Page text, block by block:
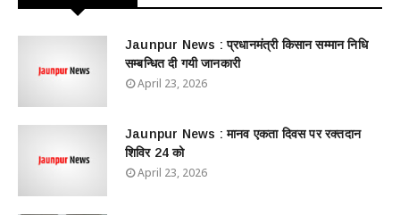
Jaunpur News : ​प्रधानमंत्री किसान सम्मान निधि
सम्बन्धित दी गयी जानकारी
April 23, 2026
Jaunpur News : ​मानव एकता दिवस पर रक्तदान
शिविर 24 को
April 23, 2026